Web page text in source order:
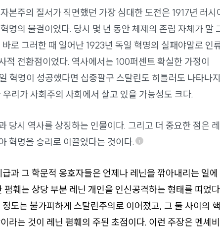
본주의 질서가 직면했던 가장 심대한 도전은 1917년 러시
명의 물결이었다. 당시 몇 년 동안 체제의 존립 자체가 말
로 그러한 때 일어난 1923년 독일 혁명의 실패야말로 인
적 전환점이었다. 역사에서는 100퍼센트 확실한 가정이
혁명이 성공했다면 십중팔구 스탈린도 히틀러도 나타나지
리가 사회주의 사회에서 살고 있을 가능성도 크다.
당시 역사를 상징하는 인물이다. 그리고 더 중요한 점은
혁명을 승리로 이끌었다는 것이다.
1
과 그 학문적 옹호자들은 언제나 레닌을 깎아내리는 일에
폄훼는 상당 부분 레닌 개인을 인신공격하는 형태를 띠었
도는 불가피하게 스탈린주의로 이어졌고, 그 둘 사이의
라는 것이 레닌 폄훼의 주된 초점이다. 이런 주장은 멘셰